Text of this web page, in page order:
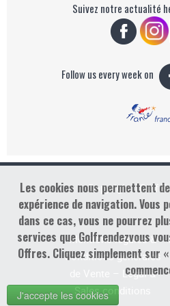
Suivez notre actualité
Follow us every week on
Copyright : Golf
Mentions légales &
Conditions générales
de Vente – Legal &
Sales conditions
Les cookies nous permettent
expérience de navigation. Vous
dans ce cas, vous ne pourrez
services que Golfrendezvous
Offres. Cliquez simplement sur
J'accepte les cookies